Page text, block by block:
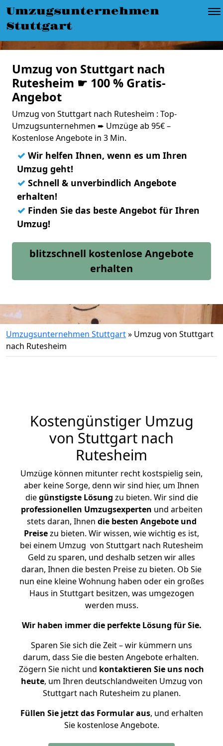
Umzugsunternehmen
Stuttgart
Umzug von Stuttgart nach
Rutesheim ☛ 100 % Gratis-
Angebot
Umzug von Stuttgart nach Rutesheim : Top-
Umzugsunternehmen ➨ Umzüge ab 95€ –
Kostenlose Angebote in 3 Min.
✓ Wir helfen Ihnen, wenn es um Ihren
Umzug geht!
✓ Schnell & unverbindlich Angebote
erhalten!
✓ Finden Sie das beste Angebot für Ihren
Umzug!
blitzschnell kostenlose Angebote
erhalten
Umzugsunternehmen Stuttgart» Umzug von Stuttgart
nach Rutesheim
Kostengünstiger Umzug
von Stuttgart nach
Rutesheim
Umzüge können mitunter recht kostspielig sein,
aber keine Sorge, denn wir sind hier, um Ihnen
diegünstigste Lösung zu bieten. Wir sind die
professionellen Umzugsexperten und arbeiten
stets daran, Ihnen die besten Angebote und
Preisezu bieten. Wir wissen, wie wichtig es ist,
bei einem Umzug von Stuttgart nach Rutesheim
Geld zu sparen, und deshalb setzen wir alles
daran, Ihnen die besten Preise zu bieten. Ob Sie
nun eine kleine Wohnung haben oder ein großes
Haus in Stuttgart besitzen, was umgezogen
werden muss.
Wir haben immer die perfekte Lösung für Sie.
Sparen Sie sich die Zeit – wir kümmern uns
darum, dass Sie die besten Angebote erhalten.
Zögern Sie nicht und kontaktieren Sie uns noch
heute, um Ihren deutschlandweiten Umzug von
Stuttgart nach Rutesheim zu planen.
Füllen Sie jetzt das Formular aus, und erhalten
Sie kostenlose Angebote.